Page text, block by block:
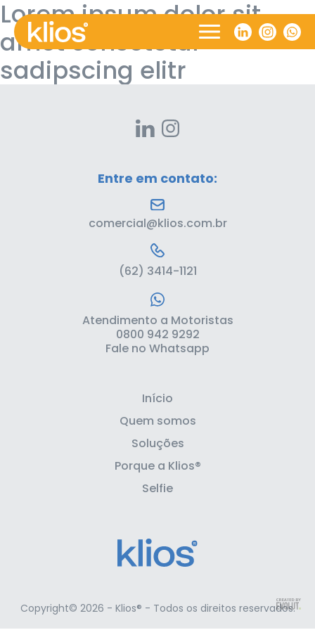
Lorem ipsum dolor sit
amet consetetur
sadipscing elitr
Entre em contato:
comercial@klios.com.br
(62) 3414-1121
Atendimento a Motoristas
0800 942 9292
Fale no Whatsapp
Início
Quem somos
Soluções
Porque a Klios®
Selfie
Copyright© 2026 - Klios® - Todos os direitos reservados.